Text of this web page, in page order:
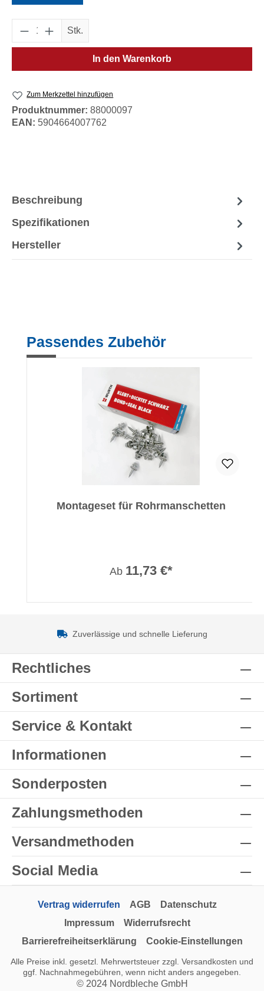
Produkt Anzahl: Gib den gewünschten
Stk.
In den Warenkorb
Zum Merkzettel hinzufügen
Produktnummer: 88000097
EAN: 5904664007762
Beschreibung
Spezifikationen
Hersteller
Produktgalerie überspringen
Passendes Zubehör
Montageset für Rohrmanschetten
Ab 11,73 €*
Zuverlässige und schnelle Lieferung
Rechtliches
Sortiment
Service & Kontakt
Informationen
Sonderposten
Zahlungsmethoden
Versandmethoden
Social Media
Vertrag widerrufen AGB
Datenschutz
Impressum
Widerrufsrecht
Barrierefreiheitserklärung
Cookie-Einstellungen
Alle Preise inkl. gesetzl. Mehrwertsteuer zzgl. Versandkosten und
ggf. Nachnahmegebühren, wenn nicht anders angegeben.
© 2024 Nordbleche GmbH